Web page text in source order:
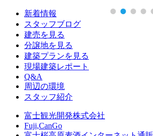
新着情報
スタッフブログ
建売を見る
分譲地を見る
建築プランを見る
現場建築レポート
Q&A
周辺の環境
スタッフ紹介
富士観光開発株式会社
Fuji,CanGo